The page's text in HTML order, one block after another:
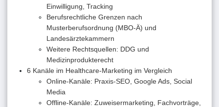
Einwilligung, Tracking
Berufsrechtliche Grenzen nach
Musterberufsordnung (MBO-Ä) und
Landesärztekammern
Weitere Rechtsquellen: DDG und
Medizinprodukterecht
6 Kanäle im Healthcare-Marketing im Vergleich
Online-Kanäle: Praxis-SEO, Google Ads, Social
Media
Offline-Kanäle: Zuweisermarketing, Fachvorträge,